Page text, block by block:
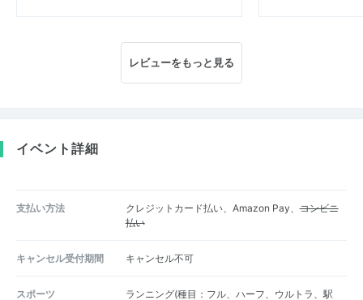
レビューをもっと見る
イベント詳細
支払い方法 クレジットカード払い、Amazon Pay、コンビニ
払い
キャンセル受付期間 キャンセル不可
スポーツ
ランニング(種目：フル、ハーフ、ウルトラ、駅